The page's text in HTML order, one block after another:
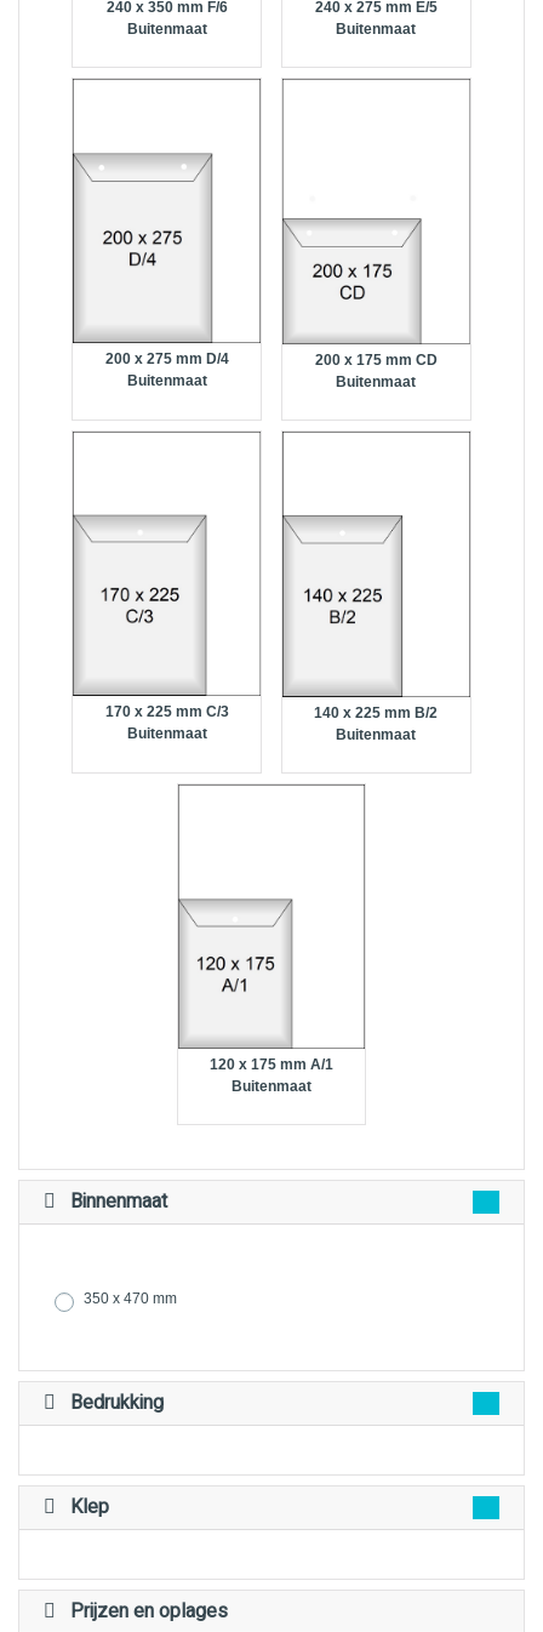
240 x 350 mm F/6
Buitenmaat
240 x 275 mm E/5
Buitenmaat
200 x 275 mm D/4
Buitenmaat
200 x 175 mm CD
Buitenmaat
170 x 225 mm C/3
Buitenmaat
140 x 225 mm B/2
Buitenmaat
120 x 175 mm A/1
Buitenmaat
Binnenmaat
350 x 470 mm
Bedrukking
Klep
Prijzen en oplages